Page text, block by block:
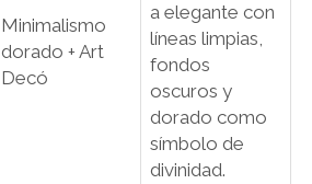
Minimalismo
dorado + Art
Decó
a elegante con
líneas limpias,
fondos
oscuros y
dorado como
símbolo de
divinidad.